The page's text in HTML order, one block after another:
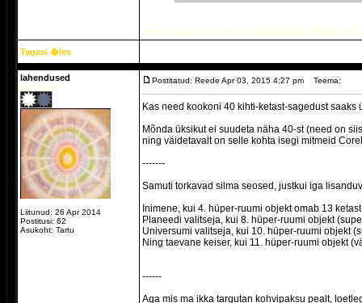
hea on lugeda arukat ja tasakaalukat
Tagasi �les
lahendused
Hall päike
Liitunud: 26 Apr 2014
Postitusi: 62
Asukoht: Tartu
Postitatud: Reede Apr 03, 2015 4:27 pm Teema:
Kas need kookoni 40 kihti-ketast-sagedust
Mõnda üksikut ei suudeta näha 40-st (need on
ning väidetavalt on selle kohta isegi mitmeid
-------
Samuti torkavad silma seosed, justkui iga
Inimene, kui 4. hüper-ruumi objekt omab 13
Planeedi valitseja, kui 8. hüper-ruumi objekt
Universumi valitseja, kui 10. hüper-ruumi objekt
Ning taevane keiser, kui 11. hüper-ruumi objekt
------
Aga mis ma ikka targutan kohvipaksu pealt,